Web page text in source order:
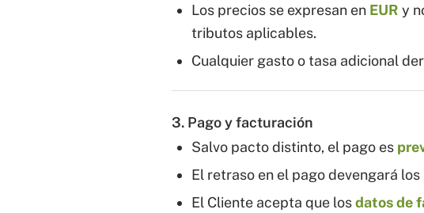
Los precios se expresan en EUR y
tributos aplicables.
Cualquier gasto o tasa adicional
3. Pago y facturación
Salvo pacto distinto, el pago es
El retraso en el pago devengará
El Cliente acepta que losdatos de